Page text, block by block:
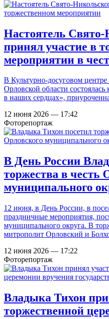
Настоятель
принял участие в
мероприятии в
В Культурно-досуговом
Орловской области
в наших сердцах»,
12 июня 2026 — 17:42
Фоторепортаж
В День России
торжества в честь
муниципального
12 июня, в День России, в
праздничные мероприятия,
муниципального округа. В
митрополит Орловский и
12 июня 2026 — 17:22
Фоторепортаж
Владыка Тихон
торжественной